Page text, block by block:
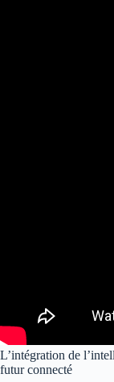
L’intégration de
futur connecté